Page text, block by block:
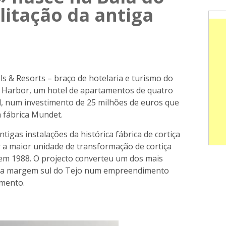
da antiga
& Resorts – braço de hotelaria e turismo do
um hotel de apartamentos de quatro
num investimento de 25 milhões de euros que
fábrica Mundet.
instalações da histórica fábrica de cortiça
maior unidade de transformação de cortiça
1988. O projecto converteu um dos mais
margem sul do Tejo num empreendimento